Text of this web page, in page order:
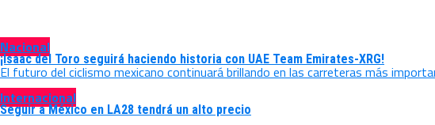
Nacional
¡Isaac del Toro seguirá haciendo historia con UAE Team Emirates-XRG!
El futuro del ciclismo mexicano continuará brillando en las carreteras más
Internacional
Seguir a México en LA28 tendrá un alto precio